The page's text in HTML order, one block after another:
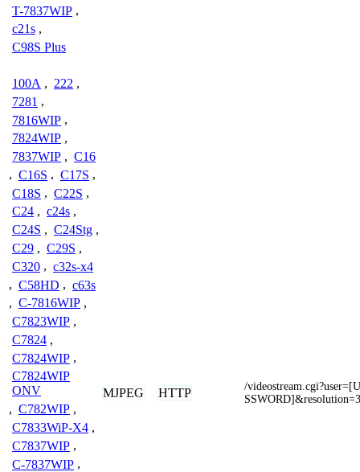
T-7837WIP ,
c21s ,
C98S Plus
100A , 222 ,
7281 ,
7816WIP ,
7824WIP ,
7837WIP , C16
, C16S , C17S ,
C18S , C22S ,
C24 , c24s ,
C24S , C24Stg ,
C29 , C29S ,
C320 , c32s-x4
, C58HD , c63s
, C-7816WIP ,
C7823WIP ,
C7824 ,
C7824WIP ,
C7824WIP
ONV
, C782WIP ,
C7833WiP-X4 ,
C7837WIP ,
C-7837WIP ,
MJPEG HTTP
/